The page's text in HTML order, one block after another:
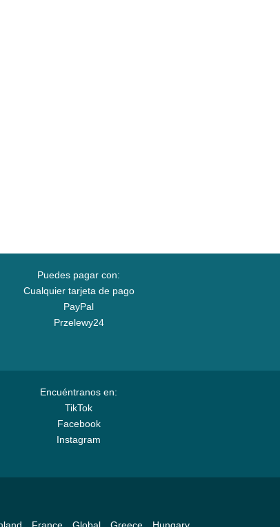
Puedes pagar con:
Cualquier tarjeta de pago
PayPal
Przelewy24
Encuéntranos en:
TikTok
Facebook
Instagram